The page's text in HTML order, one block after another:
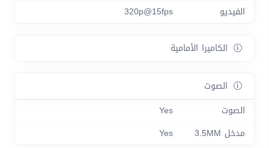
الفيديو 320p@15fps
الكاميرا الأمامية
الصوت
الصوت
Yes
مدخل 3.5MM
Yes